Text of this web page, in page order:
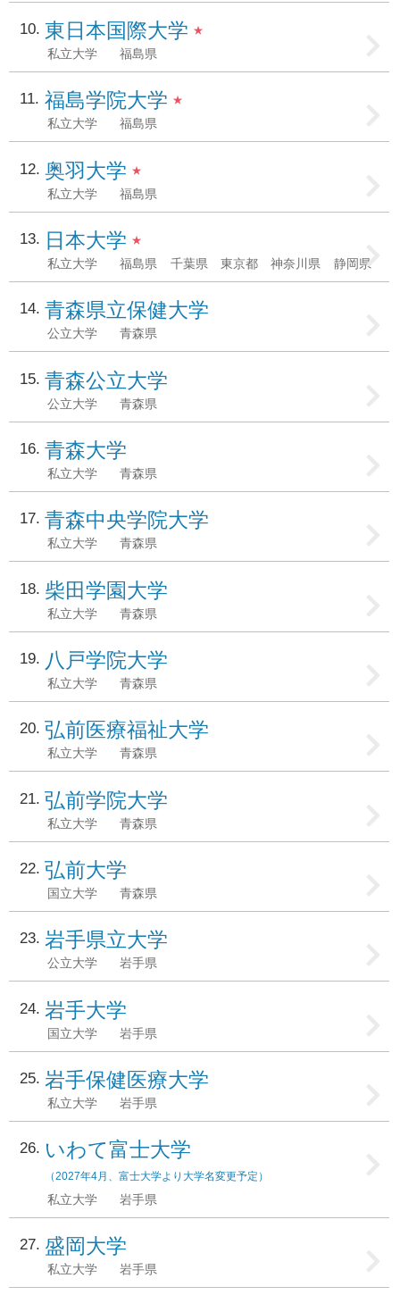
10 東日本国際大学 ★
私立大学 福島県
11 福島学院大学 ★
私立大学 福島県
12 奥羽大学 ★
私立大学 福島県
13 日本大学 ★
私立大学 福島県 千葉県 東京都 神奈川県 静岡県
14 青森県立保健大学
公立大学 青森県
15 青森公立大学
公立大学 青森県
16 青森大学
私立大学 青森県
17 青森中央学院大学
私立大学 青森県
18 柴田学園大学
私立大学 青森県
19 八戸学院大学
私立大学 青森県
20 弘前医療福祉大学
私立大学 青森県
21 弘前学院大学
私立大学 青森県
22 弘前大学
国立大学 青森県
23 岩手県立大学
公立大学 岩手県
24 岩手大学
国立大学 岩手県
25 岩手保健医療大学
私立大学 岩手県
26 いわて富士大学
（2027年4月、富士大学より大学名変更予定）
私立大学 岩手県
27 盛岡大学
私立大学 岩手県